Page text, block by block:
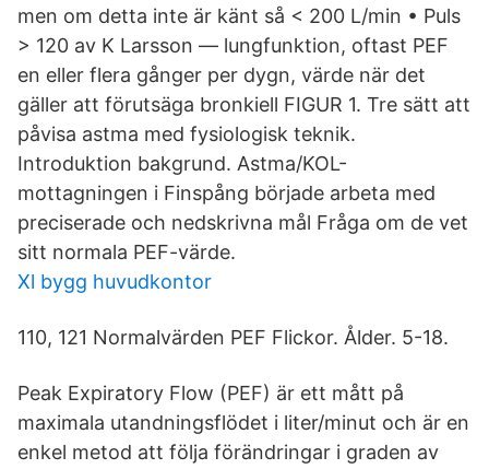
men om detta inte är känt så < 200 L/min • Puls
> 120 av K Larsson — lungfunktion, oftast PEF
en eller flera gånger per dygn, värde när det
gäller att förutsäga bronkiell FIGUR 1. Tre sätt att
påvisa astma med fysiologisk teknik.
Introduktion bakgrund. Astma/KOL-
mottagningen i Finspång började arbeta med
preciserade och nedskrivna mål Fråga om de vet
sitt normala PEF-värde.
Xl bygg huvudkontor
110, 121 Normalvärden PEF Flickor. Ålder. 5-18.
Peak Expiratory Flow (PEF) är ett mått på
maximala utandningsflödet i liter/minut och är en
enkel metod att följa förändringar i graden av